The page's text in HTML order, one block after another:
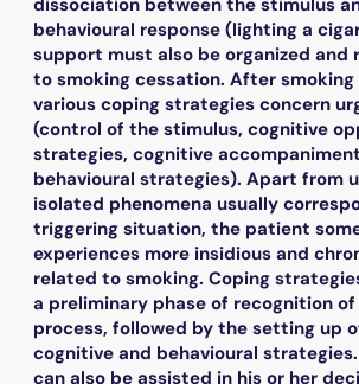
behavioural response (lighting a
support must also be organized and
to smoking cessation. After
various coping strategies concern
(control of the stimulus, cognitive
strategies, cognitive
behavioural strategies). Apart from
isolated phenomena usually
triggering situation, the patient
experiences more insidious and
related to smoking. Coping
a preliminary phase of recognition
process, followed by the setting up
cognitive and behavioural
can also be assisted in his or her